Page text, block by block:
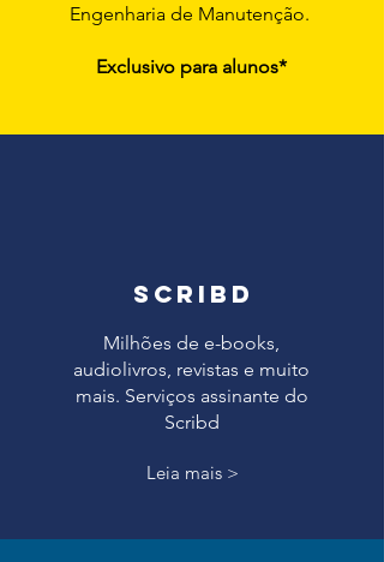
Engenharia de Manutenção.
Exclusivo para alunos*
scribd
Milhões de e-books,
audiolivros, revistas e muito
mais. Serviços assinante do
Scribd
Leia mais >